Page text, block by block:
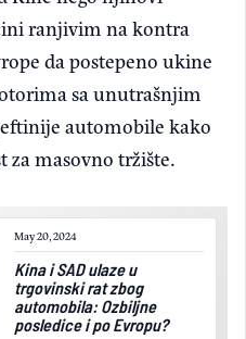
ranjivim na kontra
da postepeno ukine
sa unutrašnjim
automobile kako
za masovno tržište.
May 20, 2024
Kina i SAD ulaze u
trgovinski rat zbog
automobila: Ozbiljne
posledice i po Evropu?